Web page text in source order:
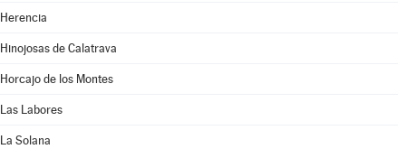
Herencia
Hinojosas de Calatrava
Horcajo de los Montes
Las Labores
La Solana